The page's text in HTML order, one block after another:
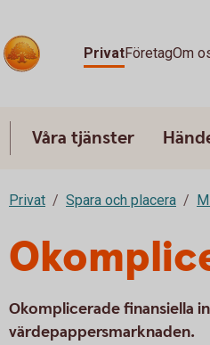
PrivatFöretagOm
Våra tjänster
Privat Spara och placera
Okomplicerade finansiella
värdepappersmarknaden.